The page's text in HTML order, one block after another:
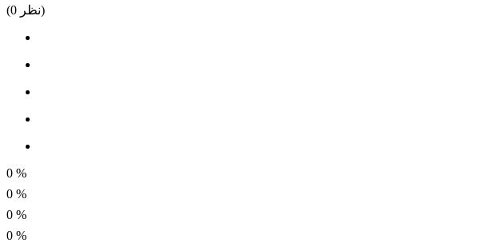
(0 نظر)
0 %
0 %
0 %
0 %